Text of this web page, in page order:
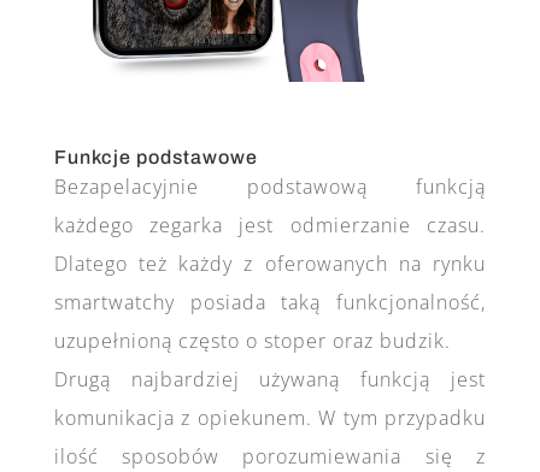
Funkcje podstawowe
Bezapelacyjnie podstawową funkcją
każdego zegarka jest odmierzanie czasu.
Dlatego też każdy z oferowanych na rynku
smartwatchy posiada taką funkcjonalność,
uzupełnioną często o stoper oraz budzik.
Drugą najbardziej używaną funkcją jest
komunikacja z opiekunem. W tym przypadku
ilość sposobów porozumiewania się z